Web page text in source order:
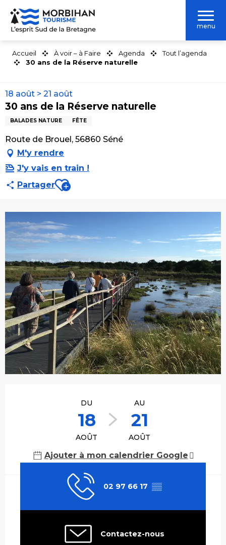
Aller
contenu
menu
Accueil À voir – à Faire Agenda
Tout l’agenda
30 ans de la Réserve naturelle
18 août > 21 août
30 ans de la Réserve naturelle
BALADES NATURE FÊTE
Route de Brouel, 56860 Séné
M'y rendre
J'y vais en train !
PartagerAjouter aux favoris
DU
18
AOÛT
AU
21
AOÛT
Ajouter à mon calendrier Google
02 97 66 17 ▒▒
Contactez-nous